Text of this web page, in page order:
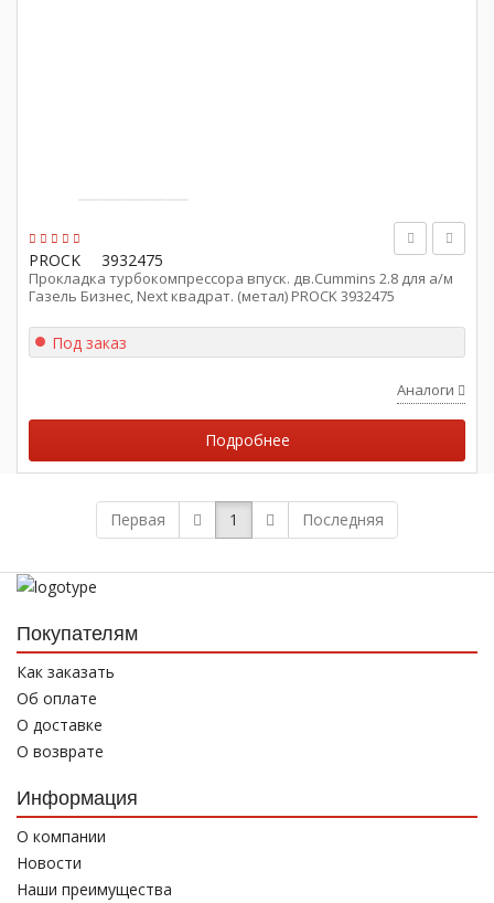
PROCK 3932475
Прокладка турбокомпрессора впуск. дв.Cummins 2.8 для а/м
Газель Бизнес, Next квадрат. (метал) PROCK 3932475
Под заказ
Аналоги
Подробнее
Первая 1 Последняя
Покупателям
Как заказать
Об оплате
О доставке
О возврате
Информация
О компании
Новости
Наши преимущества